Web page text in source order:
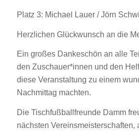
Platz 3: Michael Lauer / Jörn
Herzlichen Glückwunsch an die
Ein großes Dankeschön an alle
den Zuschauer*innen und den
diese Veranstaltung zu einem
Nachmittag machten.
Die Tischfußballfreunde Damm
nächsten Vereinsmeisterschaften,